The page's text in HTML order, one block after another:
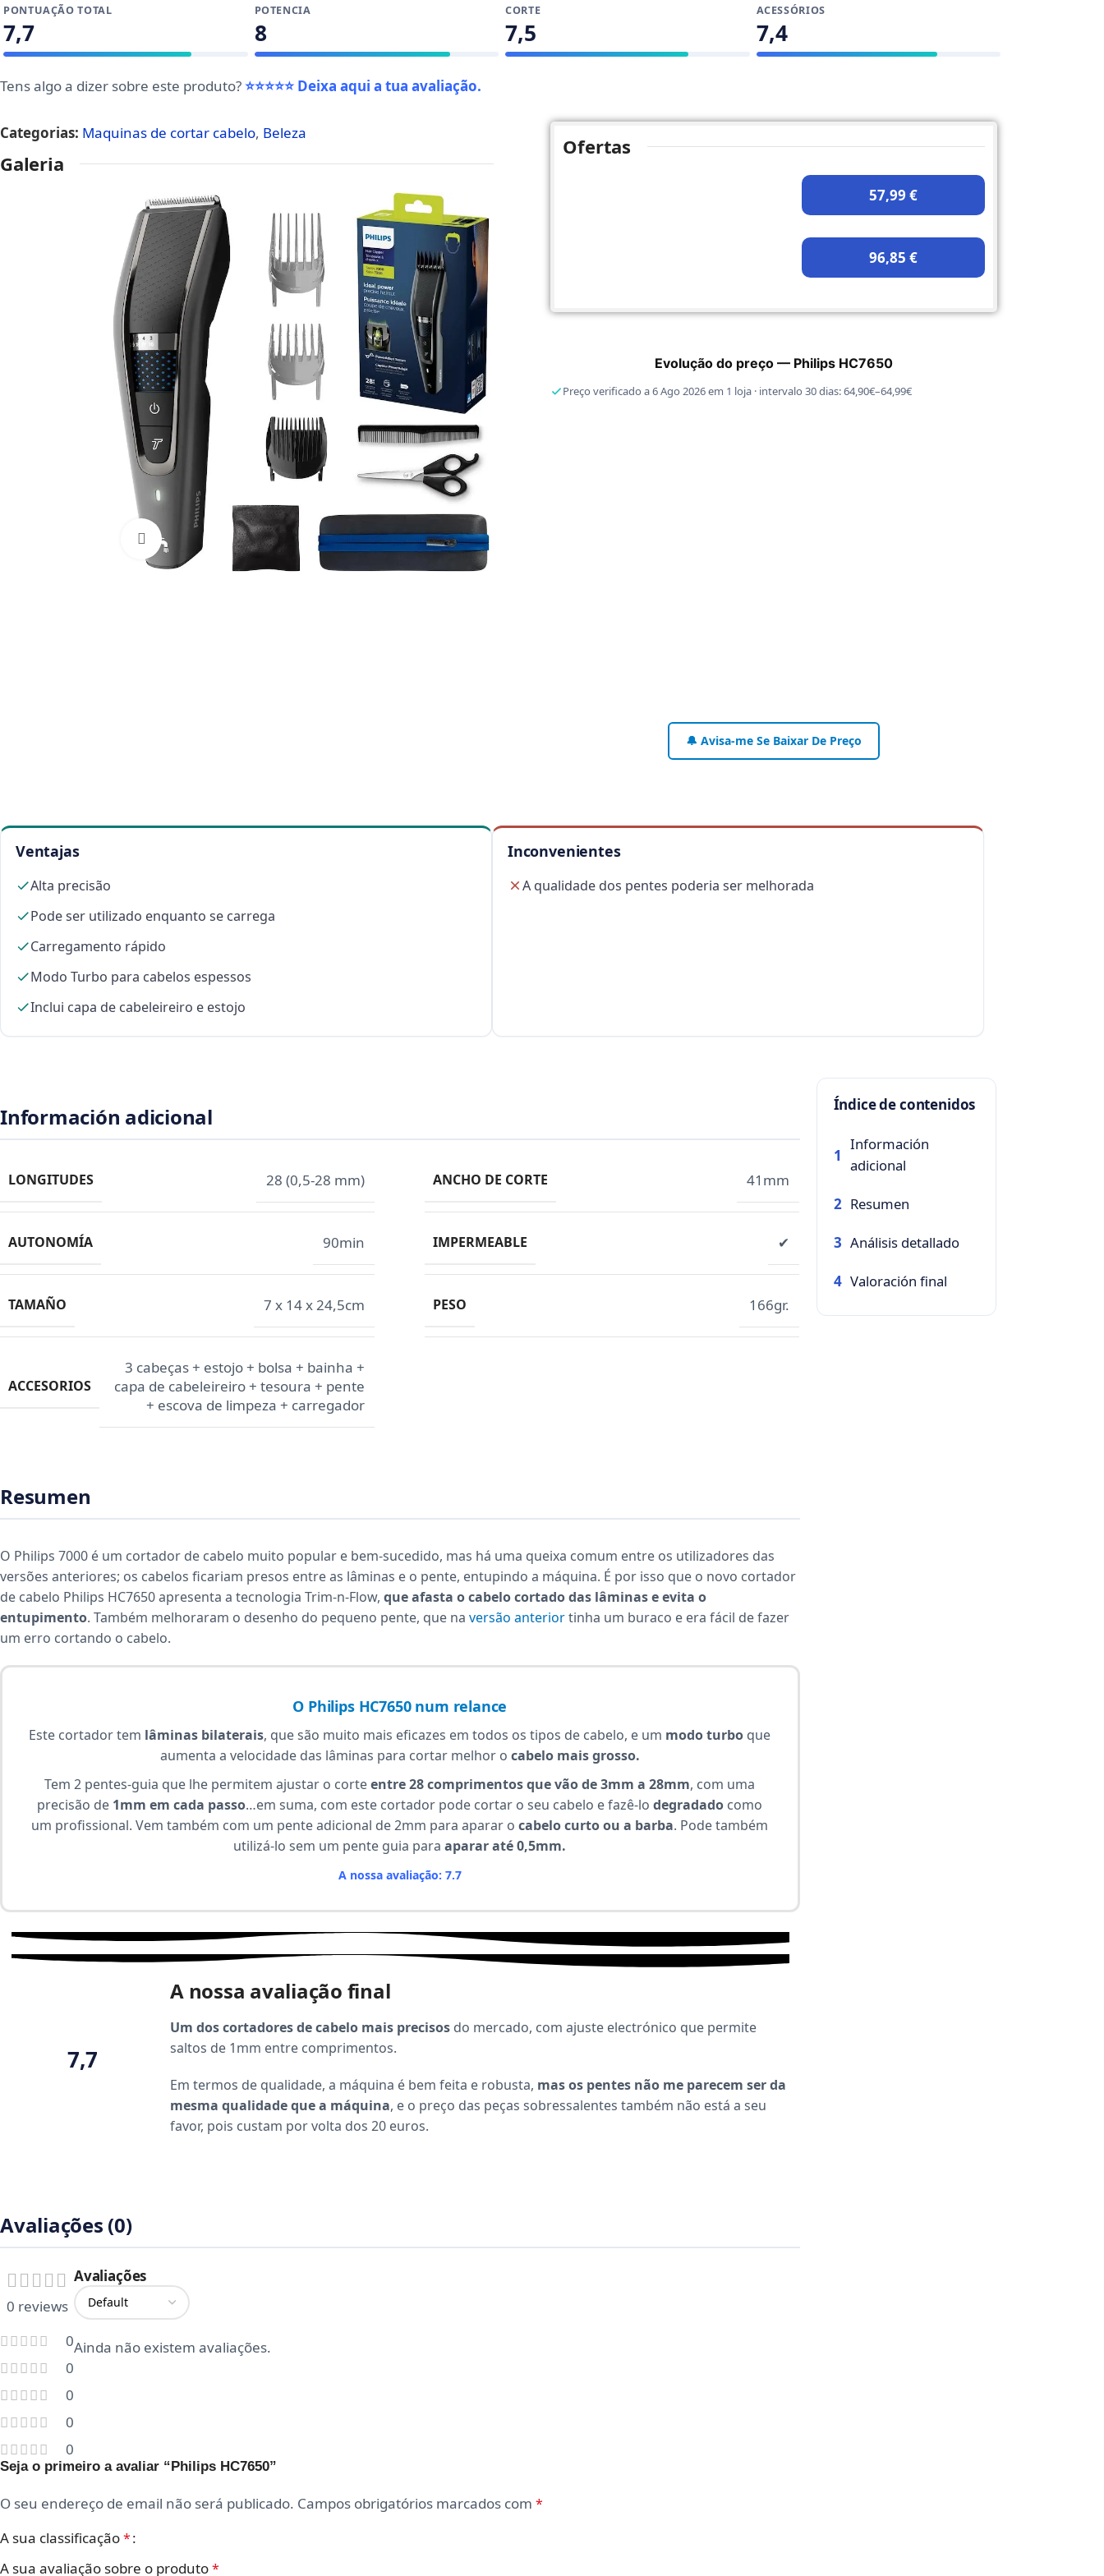
PONTUAÇÃO TOTAL
7,7
POTENCIA
8
CORTE
7,5
ACESSÓRIOS
7,4
Tens algo a dizer sobre este produto?⭐⭐⭐⭐⭐ Deixa aqui a tua avaliação.
Categorias: Maquinas de cortar cabelo, Beleza
Galeria
Click to enlarge
Ofertas
57,99 €
96,85 €
Evolução do preço — Philips HC7650
Preço verificado a 6 Ago 2026 em 1 loja · intervalo 30 dias: 64,90€–64,99€
🔔 Avisa-me Se Baixar De Preço
Ventajas
Alta precisão
Pode ser utilizado enquanto se carrega
Carregamento rápido
Modo Turbo para cabelos espessos
Inclui capa de cabeleireiro e estojo
Inconvenientes
A qualidade dos pentes poderia ser melhorada
Información adicional
LONGITUDES 28 (0,5-28 mm) ANCHO DE CORTE 41mm
AUTONOMÍA 90min IMPERMEABLE ✔
TAMAÑO ‎7 x 14 x 24,5cm PESO 166gr.
ACCESORIOS
3 cabeças + estojo + bolsa + bainha +
capa de cabeleireiro + tesoura + pente
+ escova de limpeza + carregador
Resumen
O Philips 7000 é um cortador de cabelo muito popular e bem-sucedido, mas há uma queixa comum entre os utilizadores das
versões anteriores; os cabelos ficariam presos entre as lâminas e o pente, entupindo a máquina. É por isso que o novo cortador
de cabelo Philips HC7650 apresenta a tecnologia Trim-n-Flow, que afasta o cabelo cortado das lâminas e evita o
entupimento. Também melhoraram o desenho do pequeno pente, que na versão anteriortinha um buraco e era fácil de fazer
um erro cortando o cabelo.
O Philips HC7650 num relance
Este cortador tem lâminas bilaterais, que são muito mais eficazes em todos os tipos de cabelo, e um modo turbo que
aumenta a velocidade das lâminas para cortar melhor o cabelo mais grosso.
Tem 2 pentes-guia que lhe permitem ajustar o corteentre 28 comprimentos que vão de 3mm a 28mm, com uma
precisão de 1mm em cada passo…em suma, com este cortador pode cortar o seu cabelo e fazê-lodegradado como
um profissional. Vem também com um pente adicional de 2mm para aparar ocabelo curto ou a barba. Pode também
utilizá-lo sem um pente guia paraaparar até 0,5mm.
A nossa avaliação: 7.7
7,7
A nossa avaliação final
Um dos cortadores de cabelo mais precisos do mercado, com ajuste electrónico que permite
saltos de 1mm entre comprimentos.
Em termos de qualidade, a máquina é bem feita e robusta, mas os pentes não me parecem ser da
mesma qualidade que a máquina, e o preço das peças sobressalentes também não está a seu
favor, pois custam por volta dos 20 euros.
Avaliações (0)
0 reviews
0
0
0
0
0
Avaliações
Ainda não existem avaliações.
Seja o primeiro a avaliar “Philips HC7650”
O seu endereço de email não será publicado. Campos obrigatórios marcados com *
A sua classificação*
A sua avaliação sobre o produto*
Índice de contenidos
1
Información
adicional
2 Resumen
3 Análisis detallado
4 Valoración final